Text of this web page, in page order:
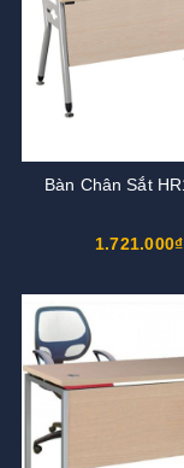
Bàn Chân Sắt
1.721.000₫